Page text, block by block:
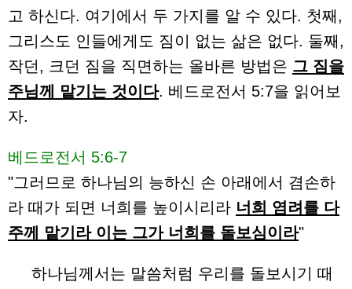
고 하신다. 여기에서 두 가지를 알 수 있다. 첫째,
그리스도 인들에게도 짐이 없는 삶은 없다. 둘째,
작던, 크던 짐을 직면하는 올바른 방법은 그 짐을
주님께 맡기는 것이다. 베드로전서 5:7을 읽어보
자.
베드로전서 5:6-7
"그러므로 하나님의 능하신 손 아래에서 겸손하
라 때가 되면 너희를 높이시리라 너희 염려를 다
주께 맡기라 이는 그가 너희를 돌보심이라"
하나님께서는 말씀처럼 우리를 돌보시기 때